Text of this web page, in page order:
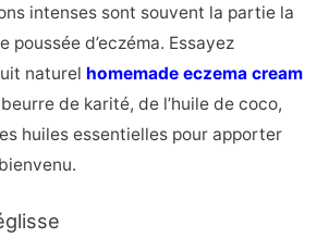
intenses sont souvent la partie la
poussée d’eczéma. Essayez
naturel homemade eczema cream
de karité, de l’huile de coco,
huiles essentielles pour apporter